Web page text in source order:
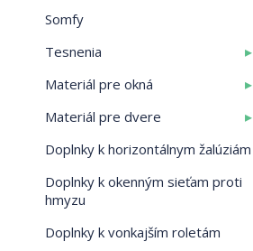
Somfy
Tesnenia
▸
Materiál pre okná ▸
Materiál pre dvere ▸
Doplnky k horizontálnym žalúziám
Doplnky k okenným sieťam proti
hmyzu
Doplnky k vonkajším roletám